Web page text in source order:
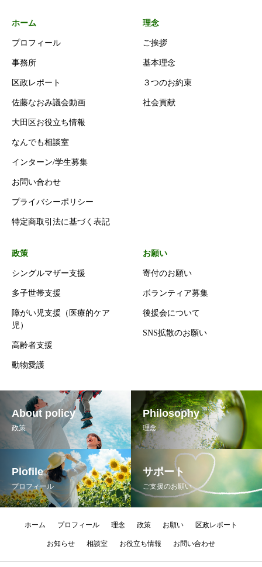
ホーム
プロフィール
事務所
区政レポート
佐藤なおみ議会動画
大田区お役立ち情報
なんでも相談室
インターン/学生募集
お問い合わせ
プライバシーポリシー
特定商取引法に基づく表記
理念
ご挨拶
基本理念
３つのお約束
社会貢献
政策
シングルマザー支援
多子世帯支援
障がい児支援（医療的ケア
児）
高齢者支援
動物愛護
お願い
寄付のお願い
ボランティア募集
後援会について
SNS拡散のお願い
About policy
政策
Philosophy
理念
Plofile
プロフィール
サポート
ご支援のお願い
ホーム プロフィール 理念 政策 お願い 区政レポート
お知らせ 相談室 お役立ち情報 お問い合わせ